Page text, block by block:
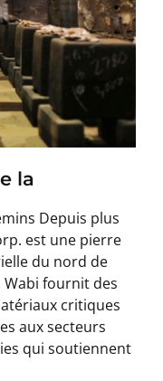
la
Depuis plus
est une pierre
du nord de
Wabi fournit des
critiques
aux secteurs
qui soutiennent